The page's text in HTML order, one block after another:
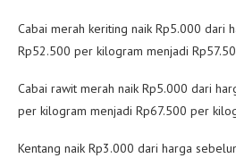
Cabai merah keriting naik Rp5.000 dari
Rp52.500 per kilogram menjadi
Cabai rawit merah naik Rp5.000 dari
per kilogram menjadi Rp67.500 per
Kentang naik Rp3.000 dari harga